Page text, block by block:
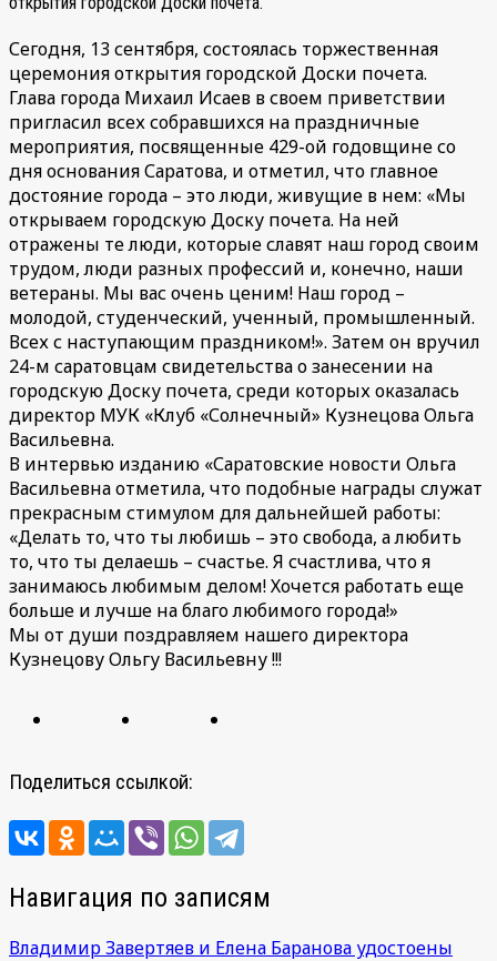
Сегодня, 13 сентября, состоялась торжественная
церемония открытия городской Доски почета.
Глава города Михаил Исаев в своем приветствии
пригласил всех собравшихся на праздничные
мероприятия, посвященные 429-ой годовщине со
дня основания Саратова, и отметил, что главное
достояние города – это люди, живущие в нем: «Мы
открываем городскую Доску почета. На ней
отражены те люди, которые славят наш город своим
трудом, люди разных профессий и, конечно, наши
ветераны. Мы вас очень ценим! Наш город –
молодой, студенческий, ученный, промышленный.
Всех с наступающим праздником!». Затем он вручил
24-м саратовцам свидетельства о занесении на
городскую Доску почета, среди которых оказалась
директор МУК «Клуб «Солнечный» Кузнецова Ольга
Васильевна.
В интервью изданию «Саратовские новости Ольга
Васильевна отметила, что подобные награды служат
прекрасным стимулом для дальнейшей работы:
«Делать то, что ты любишь – это свобода, а любить
то, что ты делаешь – счастье. Я счастлива, что я
занимаюсь любимым делом! Хочется работать еще
больше и лучше на благо любимого города!»
Мы от души поздравляем нашего директора
Кузнецову Ольгу Васильевну !!!
Поделиться ссылкой:
Навигация по записям
Владимир Завертяев и Елена Баранова удостоены